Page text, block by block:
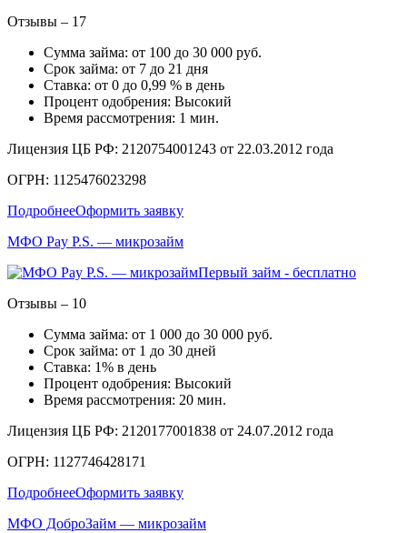
Отзывы – 17
Сумма займа: от 100 до 30 000 руб.
Срок займа: от 7 до 21 дня
Ставка: от 0 до 0,99 % в день
Процент одобрения: Высокий
Время рассмотрения: 1 мин.
Лицензия ЦБ РФ: 2120754001243 от 22.03.2012 года
ОГРН: 1125476023298
ПодробнееОформить заявку
МФО Pay P.S. — микрозайм
Первый займ - бесплатно
Отзывы – 10
Сумма займа: от 1 000 до 30 000 руб.
Срок займа: от 1 до 30 дней
Ставка: 1% в день
Процент одобрения: Высокий
Время рассмотрения: 20 мин.
Лицензия ЦБ РФ: 2120177001838 от 24.07.2012 года
ОГРН: 1127746428171
ПодробнееОформить заявку
МФО ДоброЗайм — микрозайм